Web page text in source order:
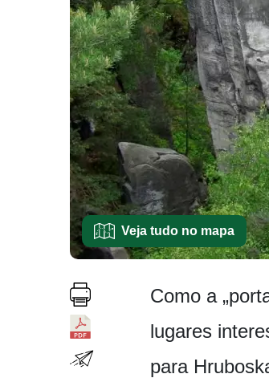
Veja tudo no mapa
Como a
lugares
para